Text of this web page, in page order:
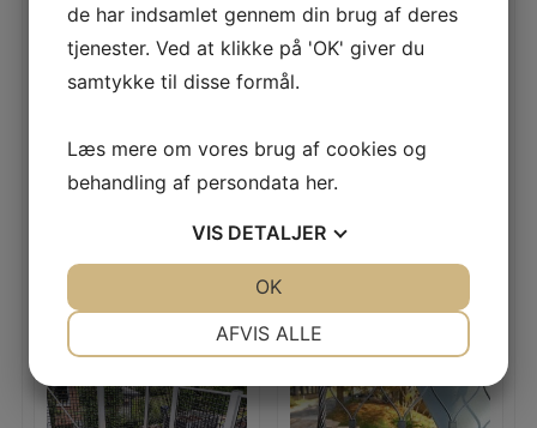
Farmaceutisk industri
Kemisk industri
Petrokemisk industri
Produktion af dyrefoder
Produktion af gødning
Relaterede varer
de har indsamlet gennem din brug af deres
tjenester. Ved at klikke på 'OK' giver du
samtykke til disse formål.
Læs mere om vores brug af cookies og
behandling af persondata her.
VIS DETALJER
MARKETING STATISTIK
AFVIS ALLE
OK